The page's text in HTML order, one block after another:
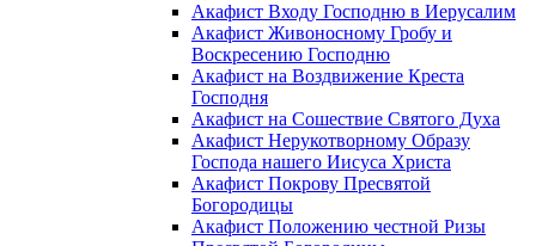
Акафист Входу Господню в Иерусалим
Акафист Живоносному Гробу и
Воскресению Господню
Акафист на Воздвижение Креста
Господня
Акафист на Сошествие Святого Духа
Акафист Нерукотворному Образу
Господа нашего Иисуса Христа
Акафист Покрову Пресвятой
Богородицы
Акафист Положению честной Ризы